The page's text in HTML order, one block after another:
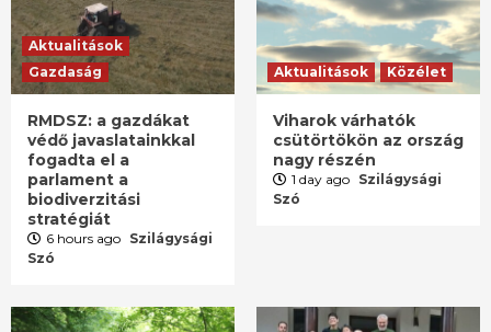
Aktualitások
Gazdaság
RMDSZ: a gazdákat
védő javaslatainkkal
fogadta el a
parlament a
biodiverzitási
stratégiát
6 hours ago Szilágysági
Szó
Aktualitások Közélet
Viharok várhatók
csütörtökön az ország
nagy részén
1 day ago Szilágysági
Szó